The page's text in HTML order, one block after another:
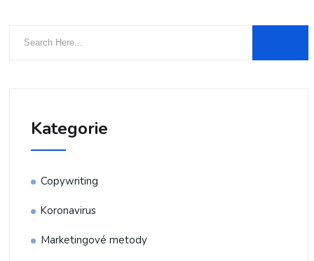
Kategorie
Copywriting
Koronavirus
Marketingové metody